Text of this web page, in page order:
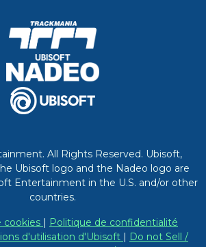
All Rights Reserved. Ubisoft,
Ubisoft logo and the Nadeo logo are
Entertainment in the U.S. and/or other
countries.
cookies | Politique de confidentialité
d'utilisation d'Ubisoft | Do not Sell /